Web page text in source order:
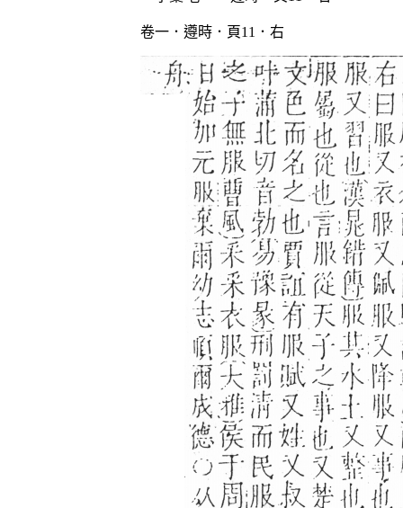
卷一．遵時．頁11．右